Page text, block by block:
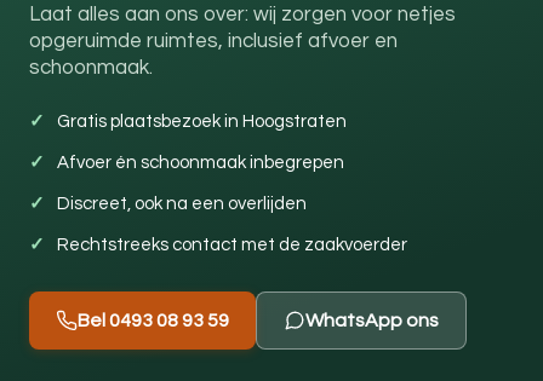
Laat alles aan ons over: wij zorgen voor netjes
opgeruimde ruimtes, inclusief afvoer en
schoonmaak.
Gratis plaatsbezoek in Hoogstraten
Afvoer én schoonmaak inbegrepen
Discreet, ook na een overlijden
Rechtstreeks contact met de zaakvoerder
Bel 0493 08 93 59 WhatsApp ons